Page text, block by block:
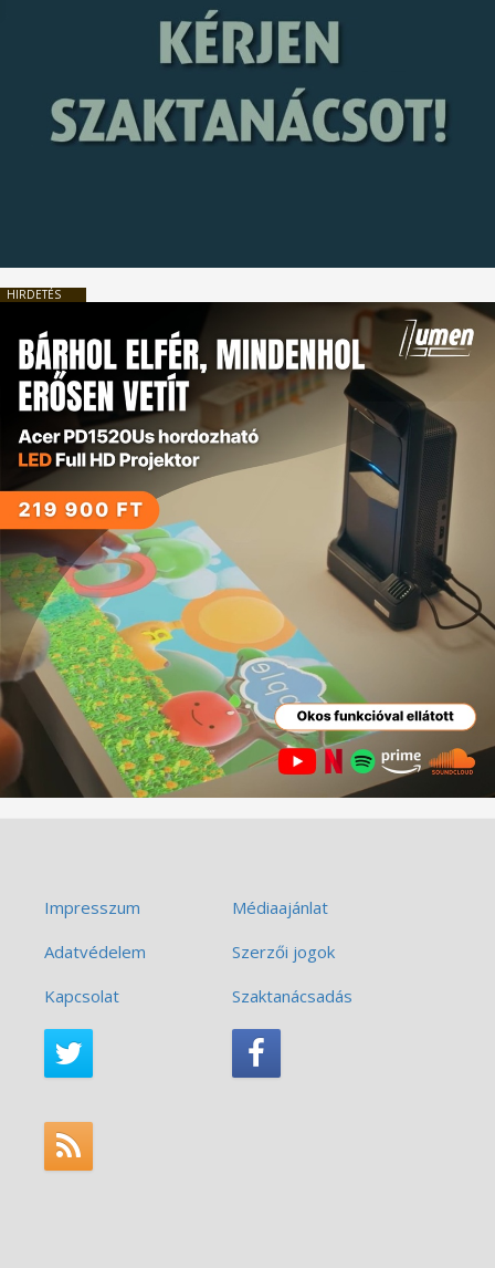
HIRDETÉS
Impresszum
Médiaajánlat
Adatvédelem
Szerzői jogok
Kapcsolat
Szaktanácsadás